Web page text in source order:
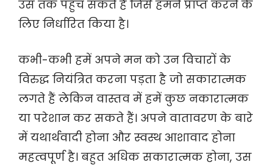
उस तक पहुंच सकते हैं जिसे हमने प्राप्त करने के
लिए निर्धारित किया है।
कभी-कभी हमें अपने मन को उन विचारों के
विरुद्ध नियंत्रित करना पड़ता है जो सकारात्मक
लगते हैं लेकिन वास्तव में हमें कुछ नकारात्मक
या परेशान कर सकते हैं। अपने वातावरण के बारे
में यथार्थवादी होना और स्वस्थ आशावाद होना
महत्वपूर्ण है। बहुत अधिक सकारात्मक होना, उस